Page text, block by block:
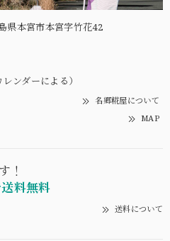
県本宮市本宮字竹花42
ンダーによる）
名郷糀屋について
MAP
！
料無料
送料について